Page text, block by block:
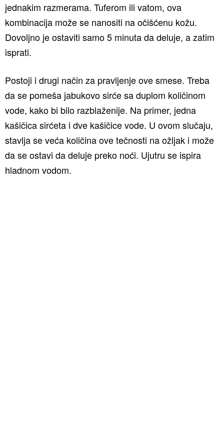
jednakim razmerama. Tuferom ili vatom, ova
kombinacija može se nanositi na očišćenu kožu.
Dovoljno je ostaviti samo 5 minuta da deluje, a zatim
isprati.
Postoji i drugi način za pravljenje ove smese. Treba
da se pomeša jabukovo sirće sa duplom količinom
vode, kako bi bilo razblaženije. Na primer, jedna
kašičica sirćeta i dve kašičice vode. U ovom slučaju,
stavlja se veća količina ove tečnosti na ožljak i može
da se ostavi da deluje preko noći. Ujutru se ispira
hladnom vodom.